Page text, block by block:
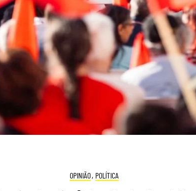
OPINIÃO, POLÍTICA